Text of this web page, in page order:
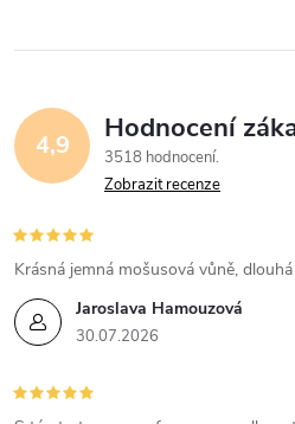
4,9 Hodnocení
3518 hodnocení
Zobrazit recenze
Jaroslava Hamouzová
30.07.2026
Krásná jemná mošusová vůně,